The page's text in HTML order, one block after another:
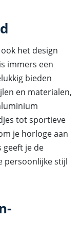
het design
immers een
bieden
en materialen,
tot sportieve
je horloge aan
geeft je de
persoonlijke stijl